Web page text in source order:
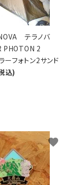
テラノバ
2
フォトン2サンド
込)
favorite